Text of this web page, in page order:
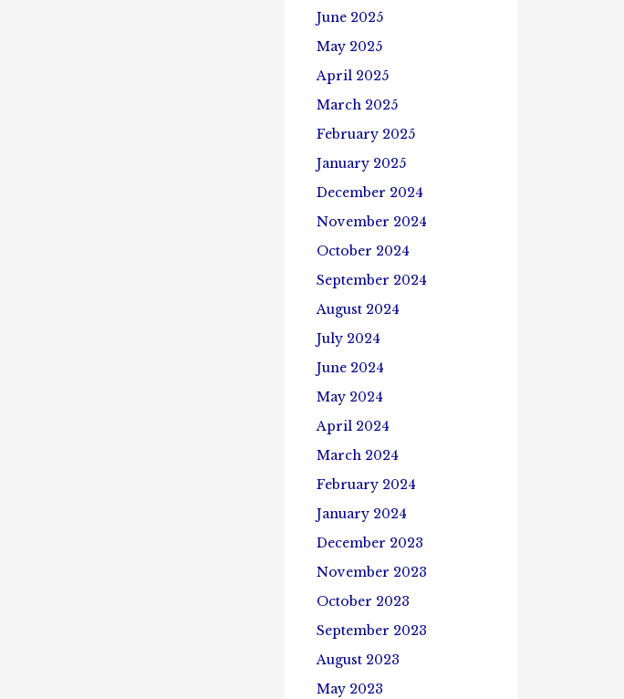
June 2025
May 2025
April 2025
March 2025
February 2025
January 2025
December 2024
November 2024
October 2024
September 2024
August 2024
July 2024
June 2024
May 2024
April 2024
March 2024
February 2024
January 2024
December 2023
November 2023
October 2023
September 2023
August 2023
May 2023